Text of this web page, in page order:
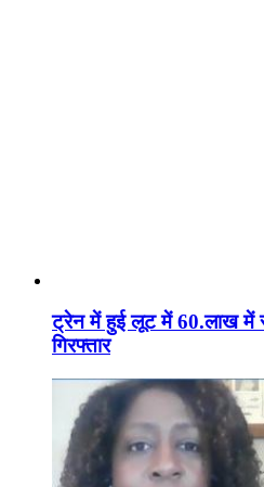
ट्रेन में हुई लूट में 60.लाख में
गिरफ्तार